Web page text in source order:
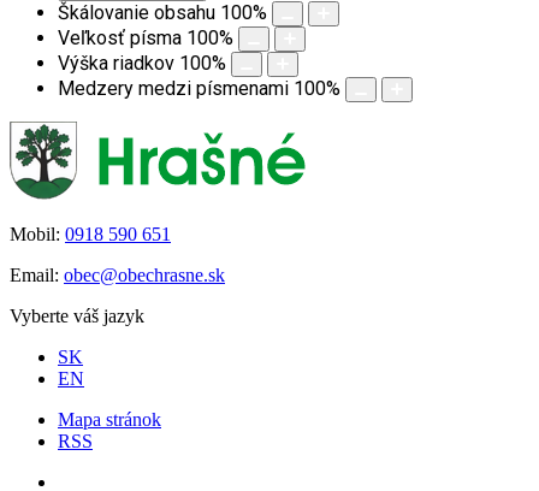
Škálovanie obsahu 100%
Veľkosť písma 100%
Výška riadkov 100%
Medzery medzi písmenami 100%
Mobil: 0918 590 651
Email: obec@obechrasne.sk
Vyberte váš jazyk
SK
EN
Mapa stránok
RSS